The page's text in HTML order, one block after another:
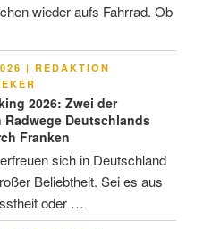
wieder aufs Fahrrad. Ob
| REDAKTION
2026: Zwei der
Deutschlands
Franken
sich in Deutschland
Beliebtheit. Sei es aus
oder …